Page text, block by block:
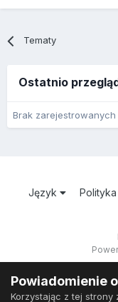
Tematy
Ostatnio
Brak
Język
Powiadomienie
Korzystając z tej strony